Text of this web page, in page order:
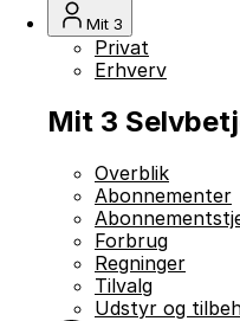
Mit 3
Privat
Erhverv
Mit 3
Overblik
Abonnementer
Forbrug
Regninger
Tilvalg
Udstyr og